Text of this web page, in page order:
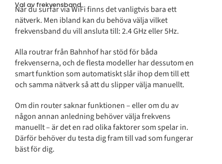
Val av frekvensband
När du surfar via WiFi finns det vanligtvis bara ett
nätverk. Men ibland kan du behöva välja vilket
frekvensband du vill ansluta till: 2.4 GHz eller 5Hz.
Alla routrar från Bahnhof har stöd för båda
frekvenserna, och de flesta modeller har dessutom en
smart funktion som automatiskt slår ihop dem till ett
och samma nätverk så att du slipper välja manuellt.
Om din router saknar funktionen – eller om du av
någon annan anledning behöver välja frekvens
manuellt – är det en rad olika faktorer som spelar in.
Därför behöver du testa dig fram till vad som fungerar
bäst för dig.